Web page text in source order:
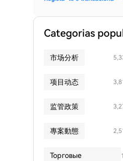
Categorias
市场分析
项目动态
监管政策
專案動態
Торговые